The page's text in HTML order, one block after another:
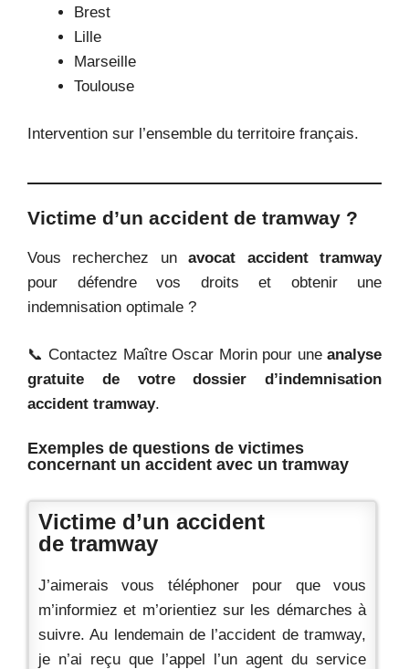
Brest
Lille
Marseille
Toulouse
Intervention sur l’ensemble du territoire français.
Victime d’un accident de tramway ?
Vous recherchez unavocat accident tramway
pour défendre vos droits et obtenir une
indemnisation optimale ?
📞 Contactez Maître Oscar Morin pour une analyse
gratuite de votre dossier d’indemnisation
accident tramway.
Exemples de questions de victimes
concernant un accident avec un tramway
Victime d’un accident
de tramway
J’aimerais vous téléphoner pour que vous
m’informiez et m’orientiez sur les démarches à
suivre. Au lendemain de l’accident de tramway,
je n’ai reçu que l’appel l’un agent du service